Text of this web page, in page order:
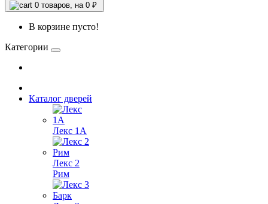
0 товаров, на 0 ₽
В корзине пусто!
Категории
Каталог дверей
Лекс 1А
Лекс 2
Рим